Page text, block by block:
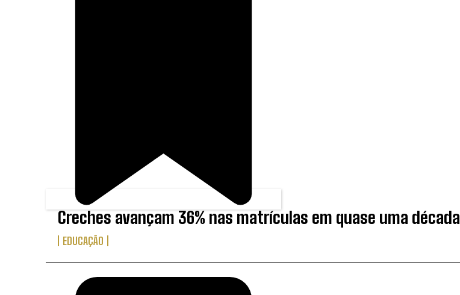
Creches avançam 36% nas matrículas em quase uma década
EDUCAÇÃO